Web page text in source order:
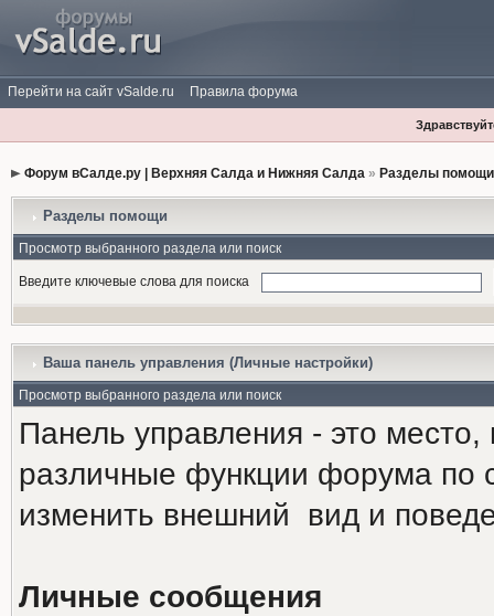
Перейти на сайт vSalde.ru Правила форума
Форум вСалде.ру | Верхняя Салда и Нижняя Салда» Разделы
Разделы помощи
Просмотр выбранного раздела или поиск
Введите ключевые слова для поиска
Ваша панель управления (Личные настройки)
Просмотр выбранного раздела или поиск
Панель управления - это
различные функции форума по
изменить внешний вид и
Личные сообщения